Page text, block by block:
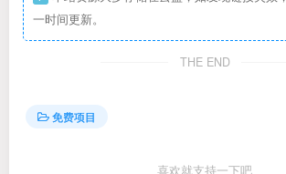
一时间更新。
THE END
免费项目
喜欢就支持一下吧